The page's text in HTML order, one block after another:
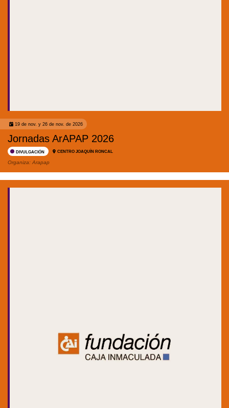
19 de nov. y 26 de nov. de 2026
Jornadas ArAPAP 2026
DIVULGACIÓN CENTRO JOAQUÍN RONCAL
Organiza: Arapap